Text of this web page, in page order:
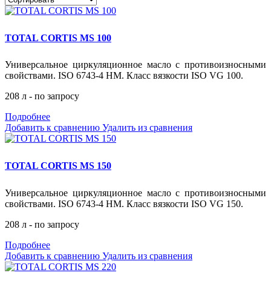
TOTAL CORTIS MS 100
Универсальное циркуляционное масло с противоизносными
свойствами. ISO 6743-4 HM. Класс вязкости ISO VG 100.
208 л - по запросу
Подробнее
Добавить к сравнению Удалить из сравнения
TOTAL CORTIS MS 150
Универсальное циркуляционное масло с противоизносными
свойствами. ISO 6743-4 HM. Класс вязкости ISO VG 150.
208 л - по запросу
Подробнее
Добавить к сравнению Удалить из сравнения